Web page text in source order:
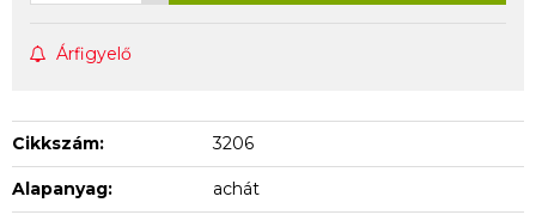
Árfigyelő
Cikkszám: 3206
Alapanyag: achát